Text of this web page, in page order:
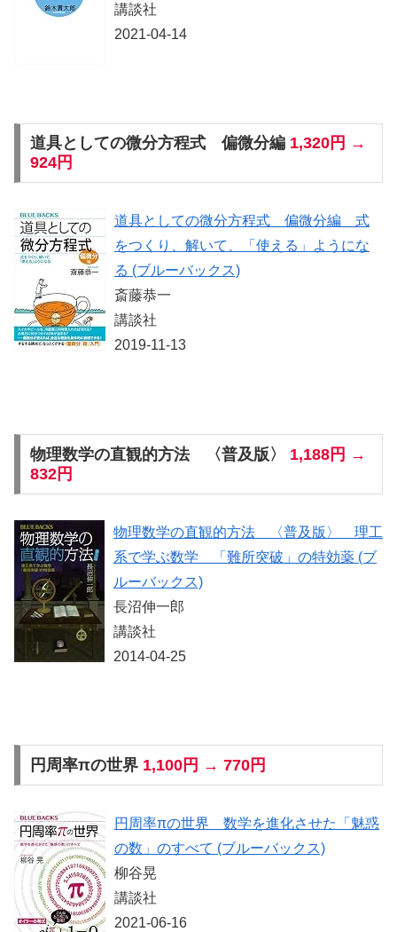
講談社
2021-04-14
道具としての微分方程式 偏微分編 1,320円 →
924円
道具としての微分方程式 偏微分編 式
をつくり、解いて、「使える」ようにな
る (ブルーバックス)
斎藤恭一
講談社
2019-11-13
物理数学の直観的方法 〈普及版〉 1,188円 →
832円
物理数学の直観的方法 〈普及版〉 理工
系で学ぶ数学 「難所突破」の特効薬 (ブ
ルーバックス)
長沼伸一郎
講談社
2014-04-25
円周率πの世界 1,100円 → 770円
円周率πの世界 数学を進化させた「魅惑
の数」のすべて (ブルーバックス)
柳谷晃
講談社
2021-06-16